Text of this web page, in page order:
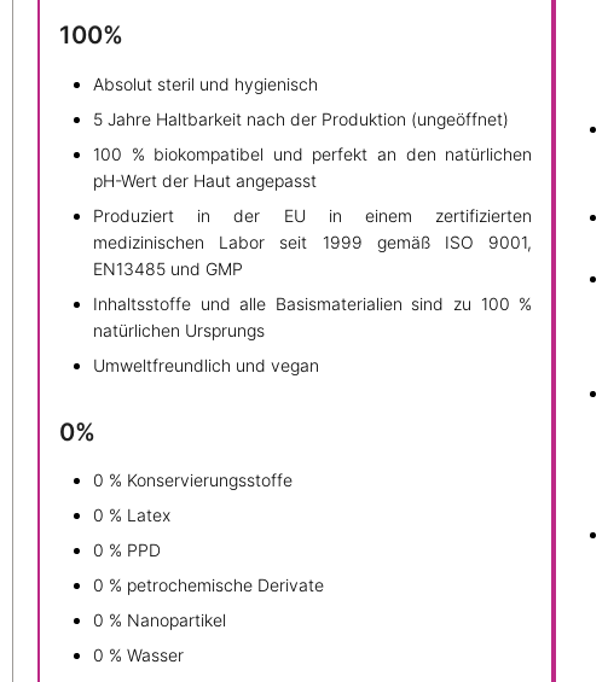
100%
Absolut steril und hygienisch
5 Jahre Haltbarkeit nach der Produktion (ungeöffnet)
100 % biokompatibel und perfekt an den natürlichen
pH-Wert der Haut angepasst
Produziert in der EU in einem zertifizierten
medizinischen Labor seit 1999 gemäß ISO 9001,
EN13485 und GMP
Inhaltsstoffe und alle Basismaterialien sind zu 100 %
natürlichen Ursprungs
Umweltfreundlich und vegan
0%
0 % Konservierungsstoffe
0 % Latex
0 % PPD
0 % petrochemische Derivate
0 % Nanopartikel
0 % Wasser